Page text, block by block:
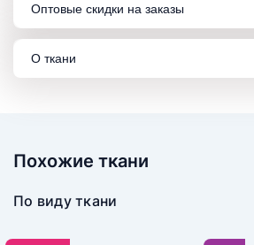
Оптовые скидки на заказы
О ткани
Похожие ткани
По виду ткани